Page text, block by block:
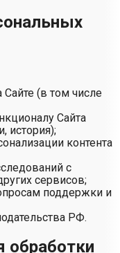
Сайте (в том числе
Сайта
история);
контента
с
сервисов;
поддержки и
РФ.
обработки